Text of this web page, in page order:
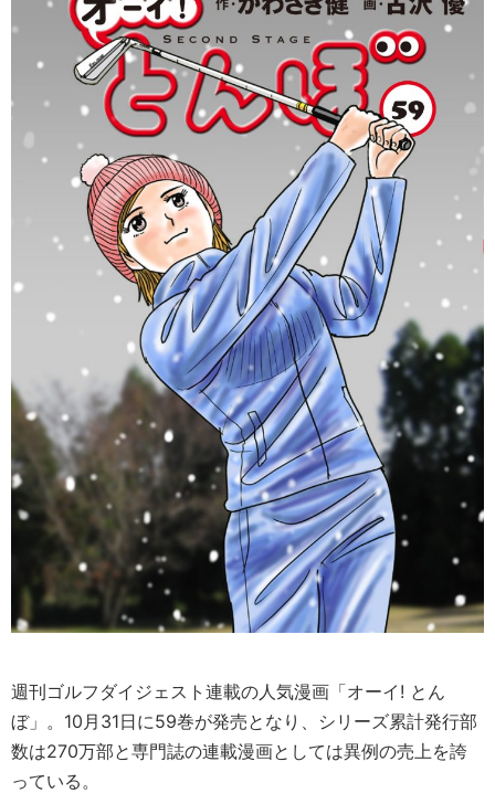
週刊ゴルフダイジェスト連載の人気漫画「オーイ! とん
ぼ」。10月31日に59巻が発売となり、シリーズ累計発行部
数は270万部と専門誌の連載漫画としては異例の売上を誇
っている。